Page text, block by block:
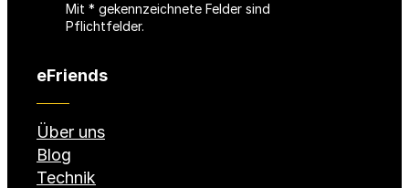
Mit * gekennzeichnete Felder sind
Pflichtfelder.
eFriends
Über uns
Blog
Technik